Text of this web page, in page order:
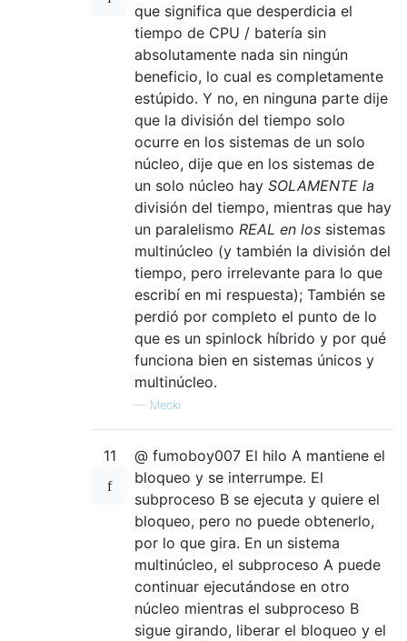
que significa que desperdicia el
tiempo de CPU / batería sin
absolutamente nada sin ningún
beneficio, lo cual es completamente
estúpido. Y no, en ninguna parte dije
que la división del tiempo solo
ocurre en los sistemas de un solo
núcleo, dije que en los sistemas de
un solo núcleo hay SOLAMENTE la
división del tiempo, mientras que hay
un paralelismo REAL en los sistemas
multinúcleo (y también la división del
tiempo, pero irrelevante para lo que
escribí en mi respuesta); También se
perdió por completo el punto de lo
que es un spinlock híbrido y por qué
funciona bien en sistemas únicos y
multinúcleo.
— Mecki
11
@ fumoboy007 El hilo A mantiene el
bloqueo y se interrumpe. El
subproceso B se ejecuta y quiere el
bloqueo, pero no puede obtenerlo,
por lo que gira. En un sistema
multinúcleo, el subproceso A puede
continuar ejecutándose en otro
núcleo mientras el subproceso B
sigue girando, liberar el bloqueo y el